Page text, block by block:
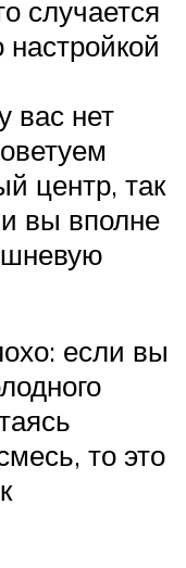
случается
настройкой
вас нет
центр, так
вы вполне
если вы
то это